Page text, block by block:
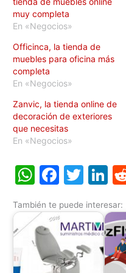
muy completa
En «Negocios»
Officinca, la tienda de
muebles para oficina más
completa
En «Negocios»
Zanvic, la tienda online de
decoración de exteriores
que necesitas
En «Negocios»
W
at
s
A
F
c
e
b
T
itt
er
Li
k
e
dI
También te puede interesar: